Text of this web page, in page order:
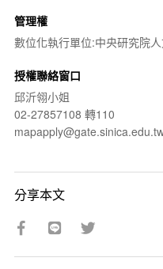
管理權
數位化執行單位:中央研究院
授權聯絡窗口
邱沂翎小姐
02-27857108 轉110
分享本文